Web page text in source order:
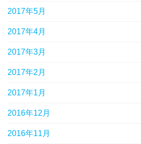
2017年5月
2017年4月
2017年3月
2017年2月
2017年1月
2016年12月
2016年11月